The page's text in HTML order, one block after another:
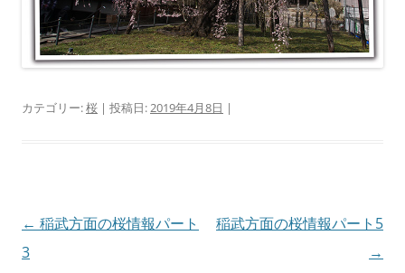
カテゴリー:桜 | 投稿日: 2019年4月8日 |
投
稿
← 稲武方面の桜情報パート
3
稲武方面の桜情報パート5
→